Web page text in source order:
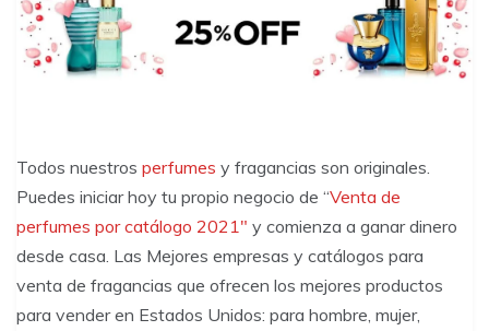
Todos nuestros perfumes y fragancias son originales.
Puedes iniciar hoy tu propio negocio de “Venta de
perfumes por catálogo 2021″ y comienza a ganar dinero
desde casa. Las Mejores empresas y catálogos para
venta de fragancias que ofrecen los mejores productos
para vender en Estados Unidos: para hombre, mujer,